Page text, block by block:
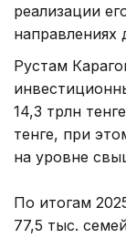
реализации
направлениях
Рустам
14,3 трлн
тенге, при
на уровне
По итогам
77,5 тыс.